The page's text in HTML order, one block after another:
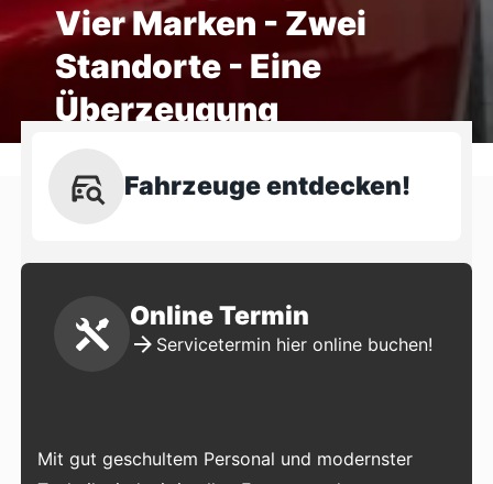
Vier Marken - Zwei
Standorte - Eine
Überzeugung
Fahrzeuge entdecken!
Online Termin
Servicetermin hier online buchen!
Mit gut geschultem Personal und modernster